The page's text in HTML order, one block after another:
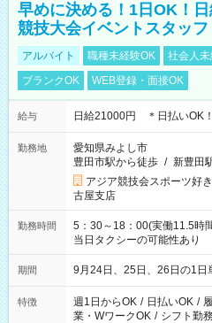
早めに決める！1日OK！
競技大会イベントスタッフ
アルバイト 職種未経験OK 社会人
ブランクOK
WEB登録・面接OK
給与 日給21000円 ＊日払いOK！
勤務地
愛知県みよし市
豊田市駅から徒歩 / 新豊田
アジア競技会スポーツ好
古屋支店
勤務時間
5：30～18：00(実働11.5時
当日タクシーの可能性あり
期間 9月24日、25日、26日の1
特徴 週1日からOK / 日払いOK /
業・WワークOK / シフト勤務